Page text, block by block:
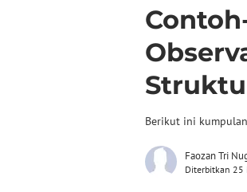
Berikut ini
Faozan Tri
Diterbitkan 25